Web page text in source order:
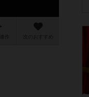
作 次のおすすめ